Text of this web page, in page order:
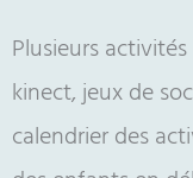
Plusieurs
kinect, jeux de
calendrier des